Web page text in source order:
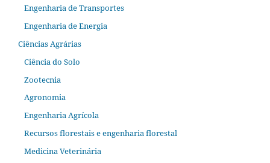
Engenharia de Transportes
Engenharia de Energia
Ciências Agrárias
Ciência do Solo
Zootecnia
Agronomia
Engenharia Agrícola
Recursos florestais e engenharia florestal
Medicina Veterinária